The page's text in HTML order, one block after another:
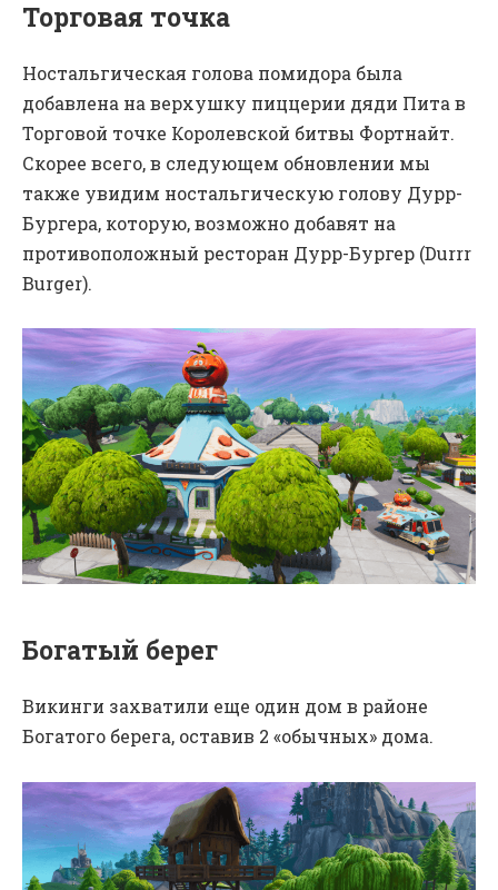
Торговая точка
Ностальгическая голова помидора была
добавлена на верхушку пиццерии дяди Пита в
Торговой точке Королевской битвы Фортнайт.
Скорее всего, в следующем обновлении мы
также увидим ностальгическую голову Дурр-
Бургера, которую, возможно добавят на
противоположный ресторан Дурр-Бургер (Durrr
Burger).
Богатый берег
Викинги захватили еще один дом в районе
Богатого берега, оставив 2 «обычных» дома.